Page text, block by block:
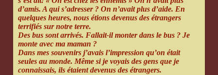
d’amis. A qui s’adresser ? On n’avait plus d’aide. En
quelques heures, nous étions devenus des étrangers
terrifiés sur notre terre.
Des bus sont arrivés. Fallait-il monter dans le bus ? Je
monte avec ma maman ?
Dans mes souvenirs j’avais l’impression qu’on était
seules au monde. Même si je voyais des gens que je
connaissais, ils étaient devenus des étrangers.